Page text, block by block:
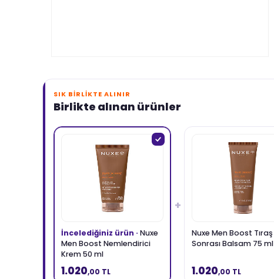
SIK BIRLIKTE ALINIR
Birlikte alınan ürünler
İncelediğiniz ürün · Nuxe
Men Boost Nemlendirici
Krem 50 ml
1.020,00 TL
+
Nuxe Men Boost Tıraş
Sonrası Balsam 75 ml
1.020,00 TL